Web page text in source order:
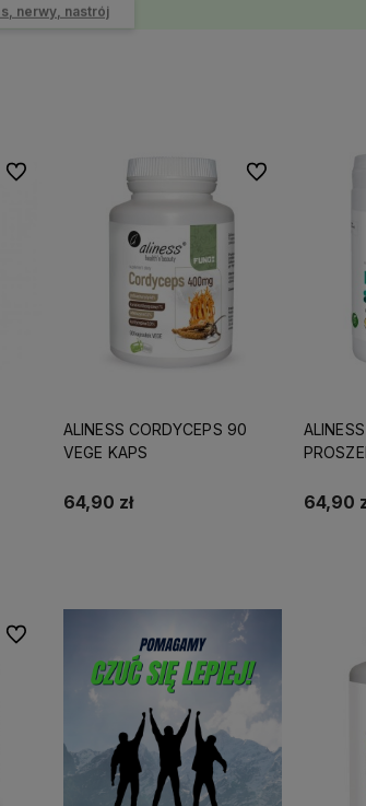
nerwy, nastrój
Do ulubionych
ALINESS CORDYCEPS 90
VEGE KAPS
64,90 zł
Do ulubionych
64,90
Do ulubionych